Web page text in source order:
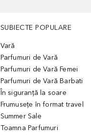
SUBIECTE POPULARE
Vară
Parfumuri de Vară
Parfumuri de Vară Femei
Parfumuri de Vară Barbati
În siguranță la soare
Frumusețe în format travel
Summer Sale
Toamna Parfumuri